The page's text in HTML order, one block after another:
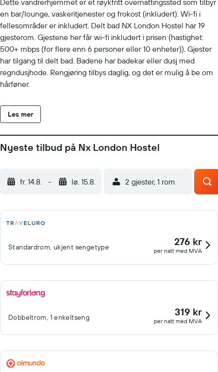
Dette vandrerhjemmet er et røykfritt overnattingssted som tilbyr
en bar/lounge, vaskeritjenester og frokost (inkludert). Wi-fi i
fellesområder er inkludert. Delt bad NX London Hostel har 19
gjesterom. Gjestene her får wi-fi inkludert i prisen (hastighet:
500+ mbps (for flere enn 6 personer eller 10 enheter)). Gjester
har tilgang til delt bad. Badene har badekar eller dusj med
regndusjhode. Rengjøring tilbys daglig, og det er mulig å be om
hårføner.
Les mer
Nyeste tilbud på Nx London Hostel
fr. 14.8. - lø. 15.8. 2 gjester, 1 rom
Standardrom, ukjent sengetype 276 kr
per natt med MVA
Dobbeltrom, 1 enkeltseng 319 kr
per natt med MVA